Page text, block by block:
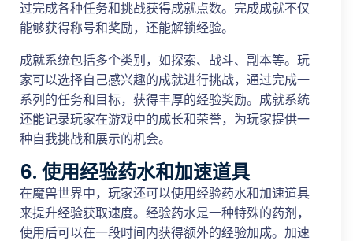
过完成各种任务和挑战获得成就点数。完成成就不仅
能够获得称号和奖励，还能解锁经验。
成就系统包括多个类别，如探索、战斗、副本等。玩
家可以选择自己感兴趣的成就进行挑战，通过完成一
系列的任务和目标，获得丰厚的经验奖励。成就系统
还能记录玩家在游戏中的成长和荣誉，为玩家提供一
种自我挑战和展示的机会。
6. 使用经验药水和加速道具
在魔兽世界中，玩家还可以使用经验药水和加速道具
来提升经验获取速度。经验药水是一种特殊的药剂，
使用后可以在一段时间内获得额外的经验加成。加速